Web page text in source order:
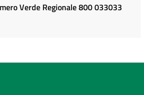
Verde Regionale 800 033033